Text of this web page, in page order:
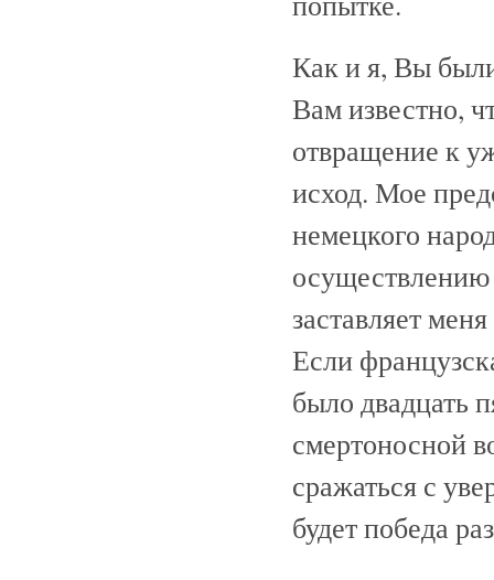
Как и я, Вы
Вам известно,
отвращение к
исход. Мое
немецкого
заставляет
Если
было двадцать
смертоносной
сражаться с
будет победа